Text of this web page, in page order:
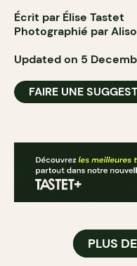
Écrit par Élise Tastet
Photographié par
Updated on 5
FAIRE UNE
PLUS